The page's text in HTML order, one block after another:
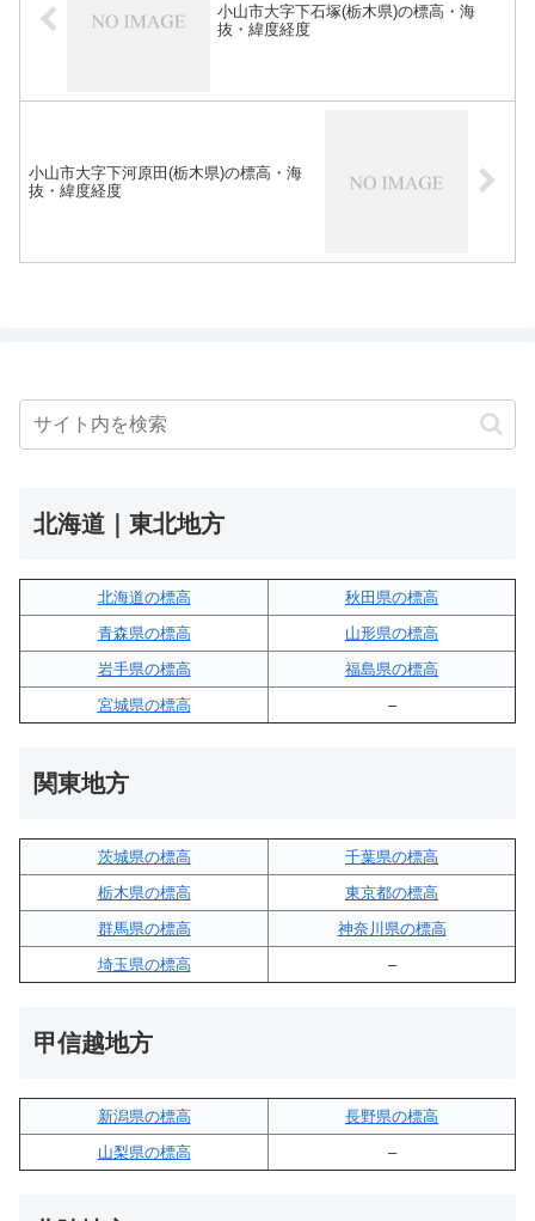
小山市大字下石塚(栃木県)の標高・海
抜・緯度経度
小山市大字下河原田(栃木県)の標高・海
抜・緯度経度
北海道｜東北地方
北海道の標高
秋田県の標高
青森県の標高
山形県の標高
岩手県の標高
福島県の標高
宮城県の標高
–
関東地方
茨城県の標高
千葉県の標高
栃木県の標高
東京都の標高
群馬県の標高
神奈川県の標高
埼玉県の標高
–
甲信越地方
新潟県の標高
長野県の標高
山梨県の標高
–